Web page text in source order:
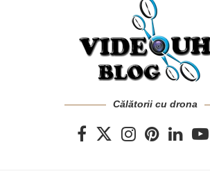
Călătorii cu drona